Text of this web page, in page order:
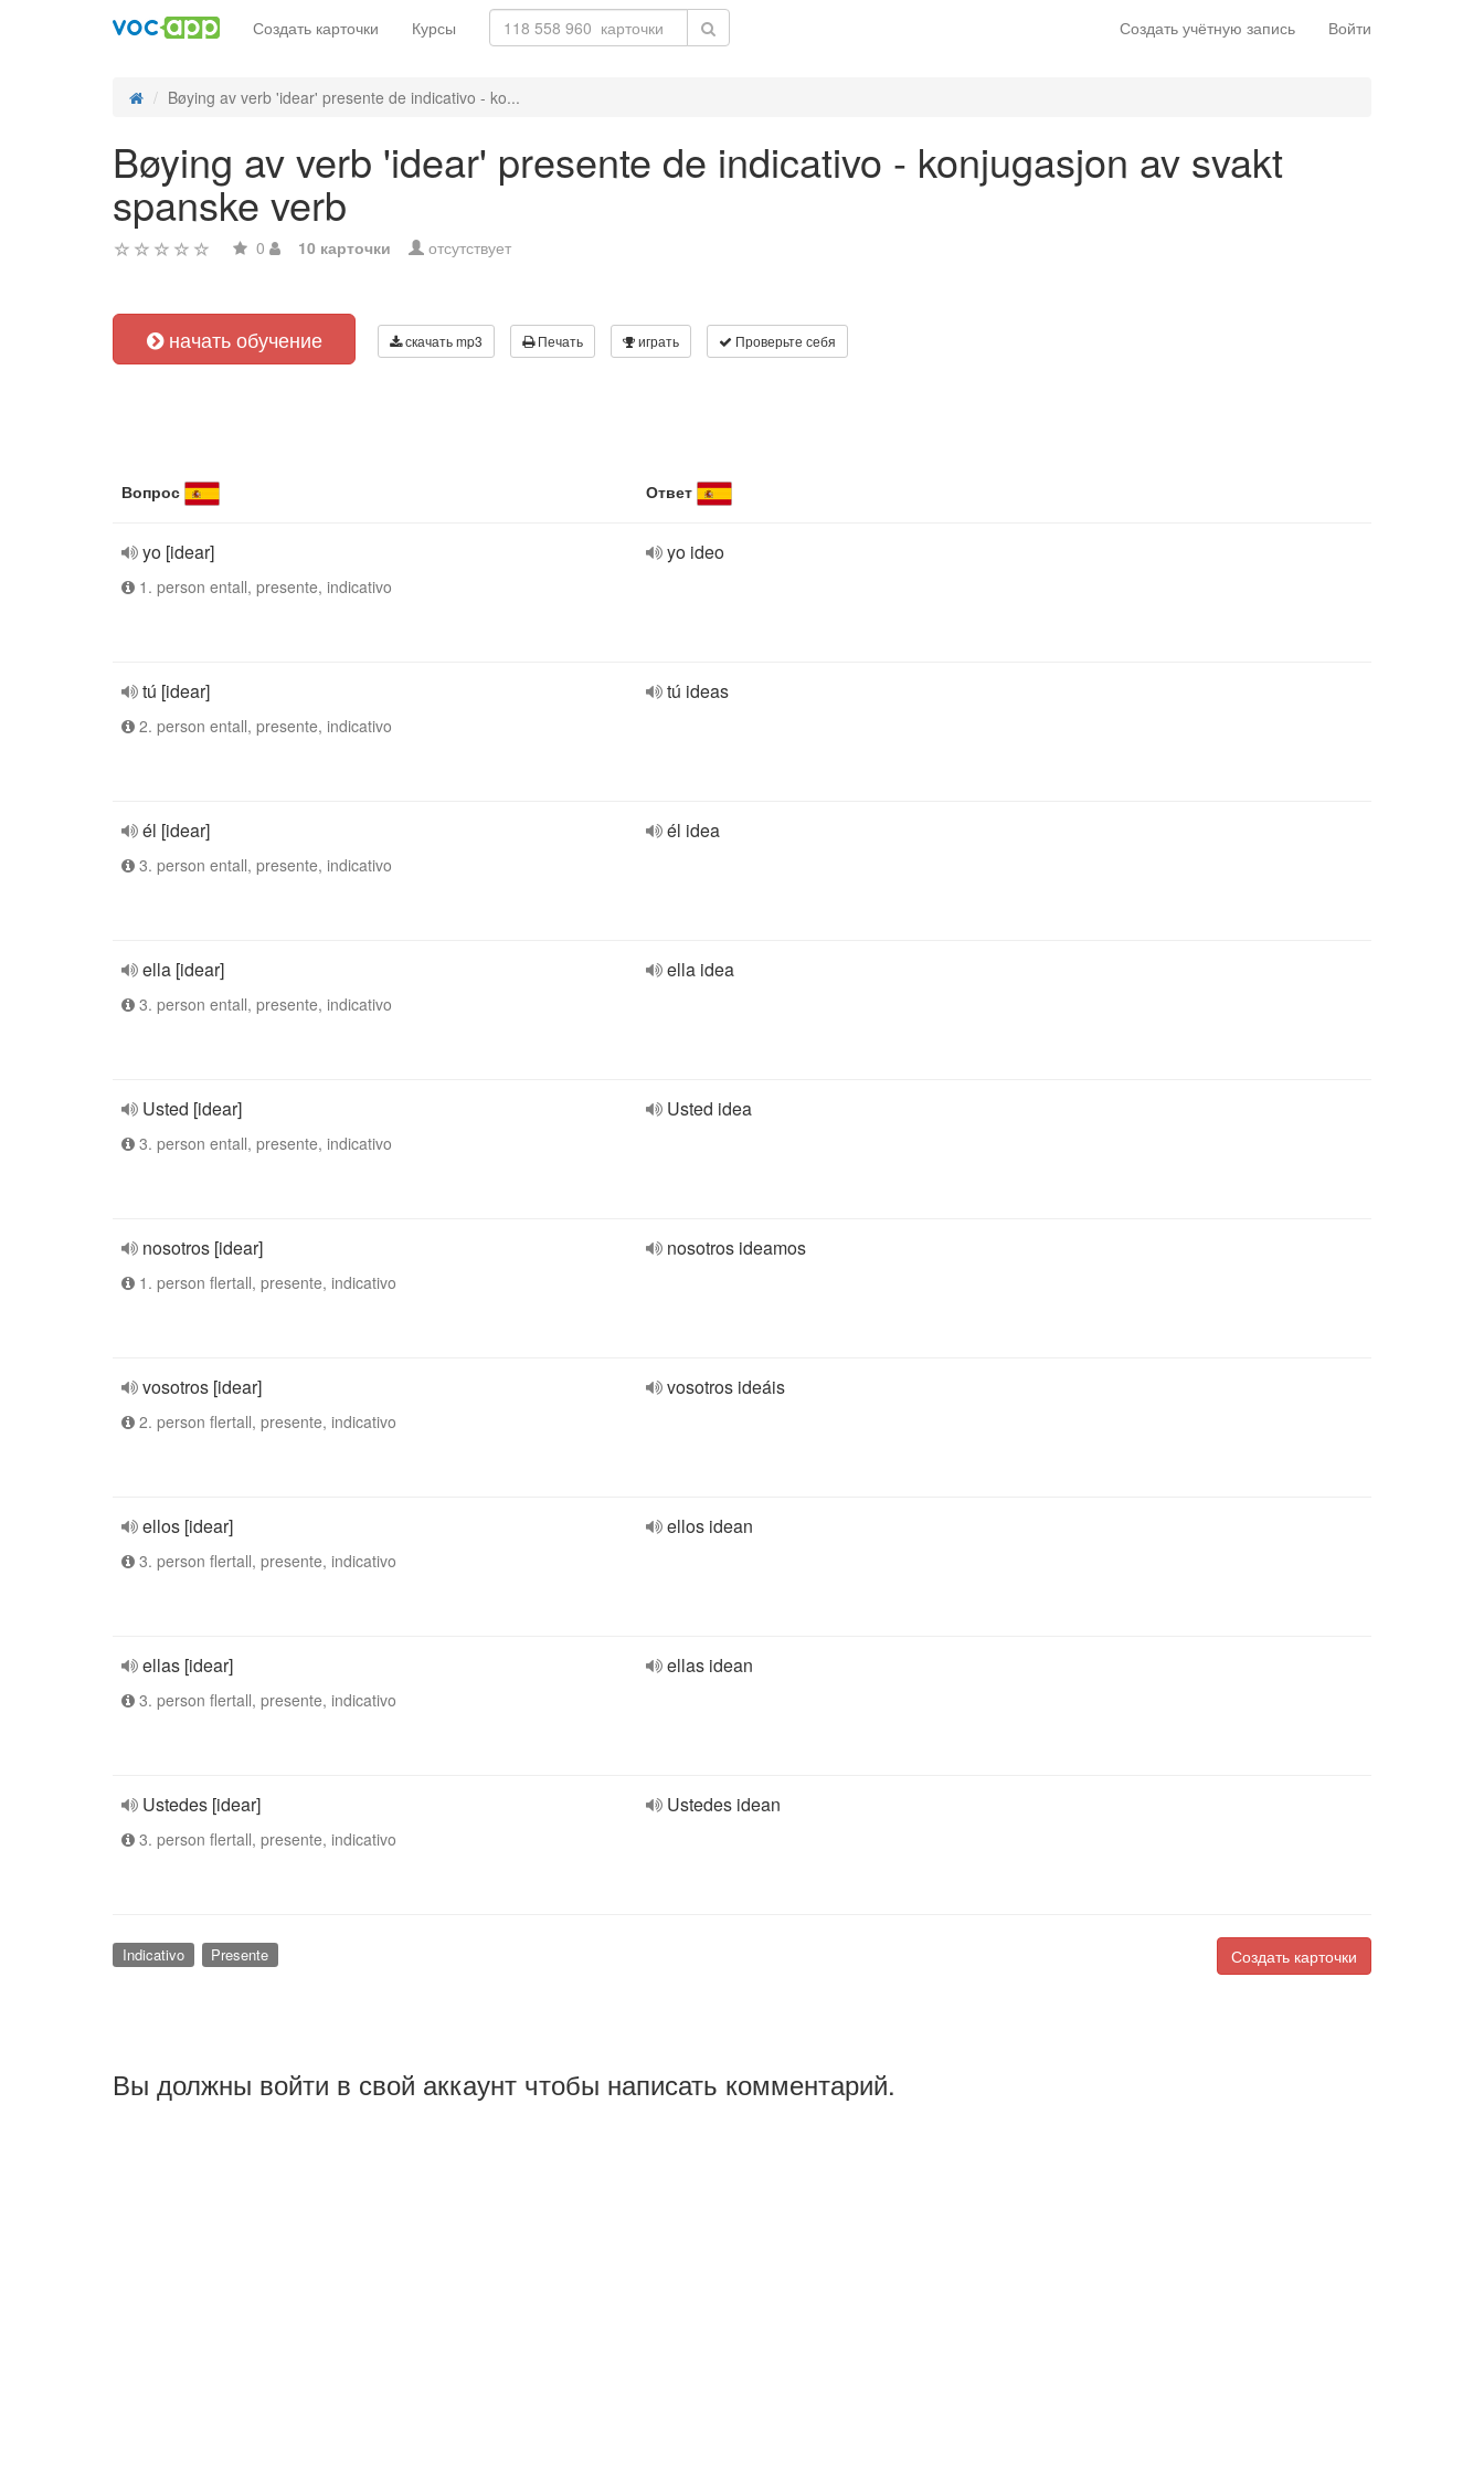
Создать учётную запись Войти
Создать карточки Курсы
Bøying av verb 'idear' presente de indicativo - ko...
Bøying av verb 'idear' presente de indicativo - konjugasjon av svakt
spanske verb
0 10 карточки отсутствует
начать обучение скачать mp3 Печать играть Проверьте себя
Вопрос Ответ
yo [idear]
1. person entall, presente, indicativo
yo ideo
tú [idear]
2. person entall, presente, indicativo
tú ideas
él [idear]
3. person entall, presente, indicativo
él idea
ella [idear]
3. person entall, presente, indicativo
ella idea
Usted [idear]
3. person entall, presente, indicativo
Usted idea
nosotros [idear]
1. person flertall, presente, indicativo
nosotros ideamos
vosotros [idear]
2. person flertall, presente, indicativo
vosotros ideáis
ellos [idear]
3. person flertall, presente, indicativo
ellos idean
ellas [idear]
3. person flertall, presente, indicativo
ellas idean
Ustedes [idear]
3. person flertall, presente, indicativo
Ustedes idean
Создать карточки
Indicativo Presente
Вы должны войти в свой аккаунт чтобы написать комментарий.